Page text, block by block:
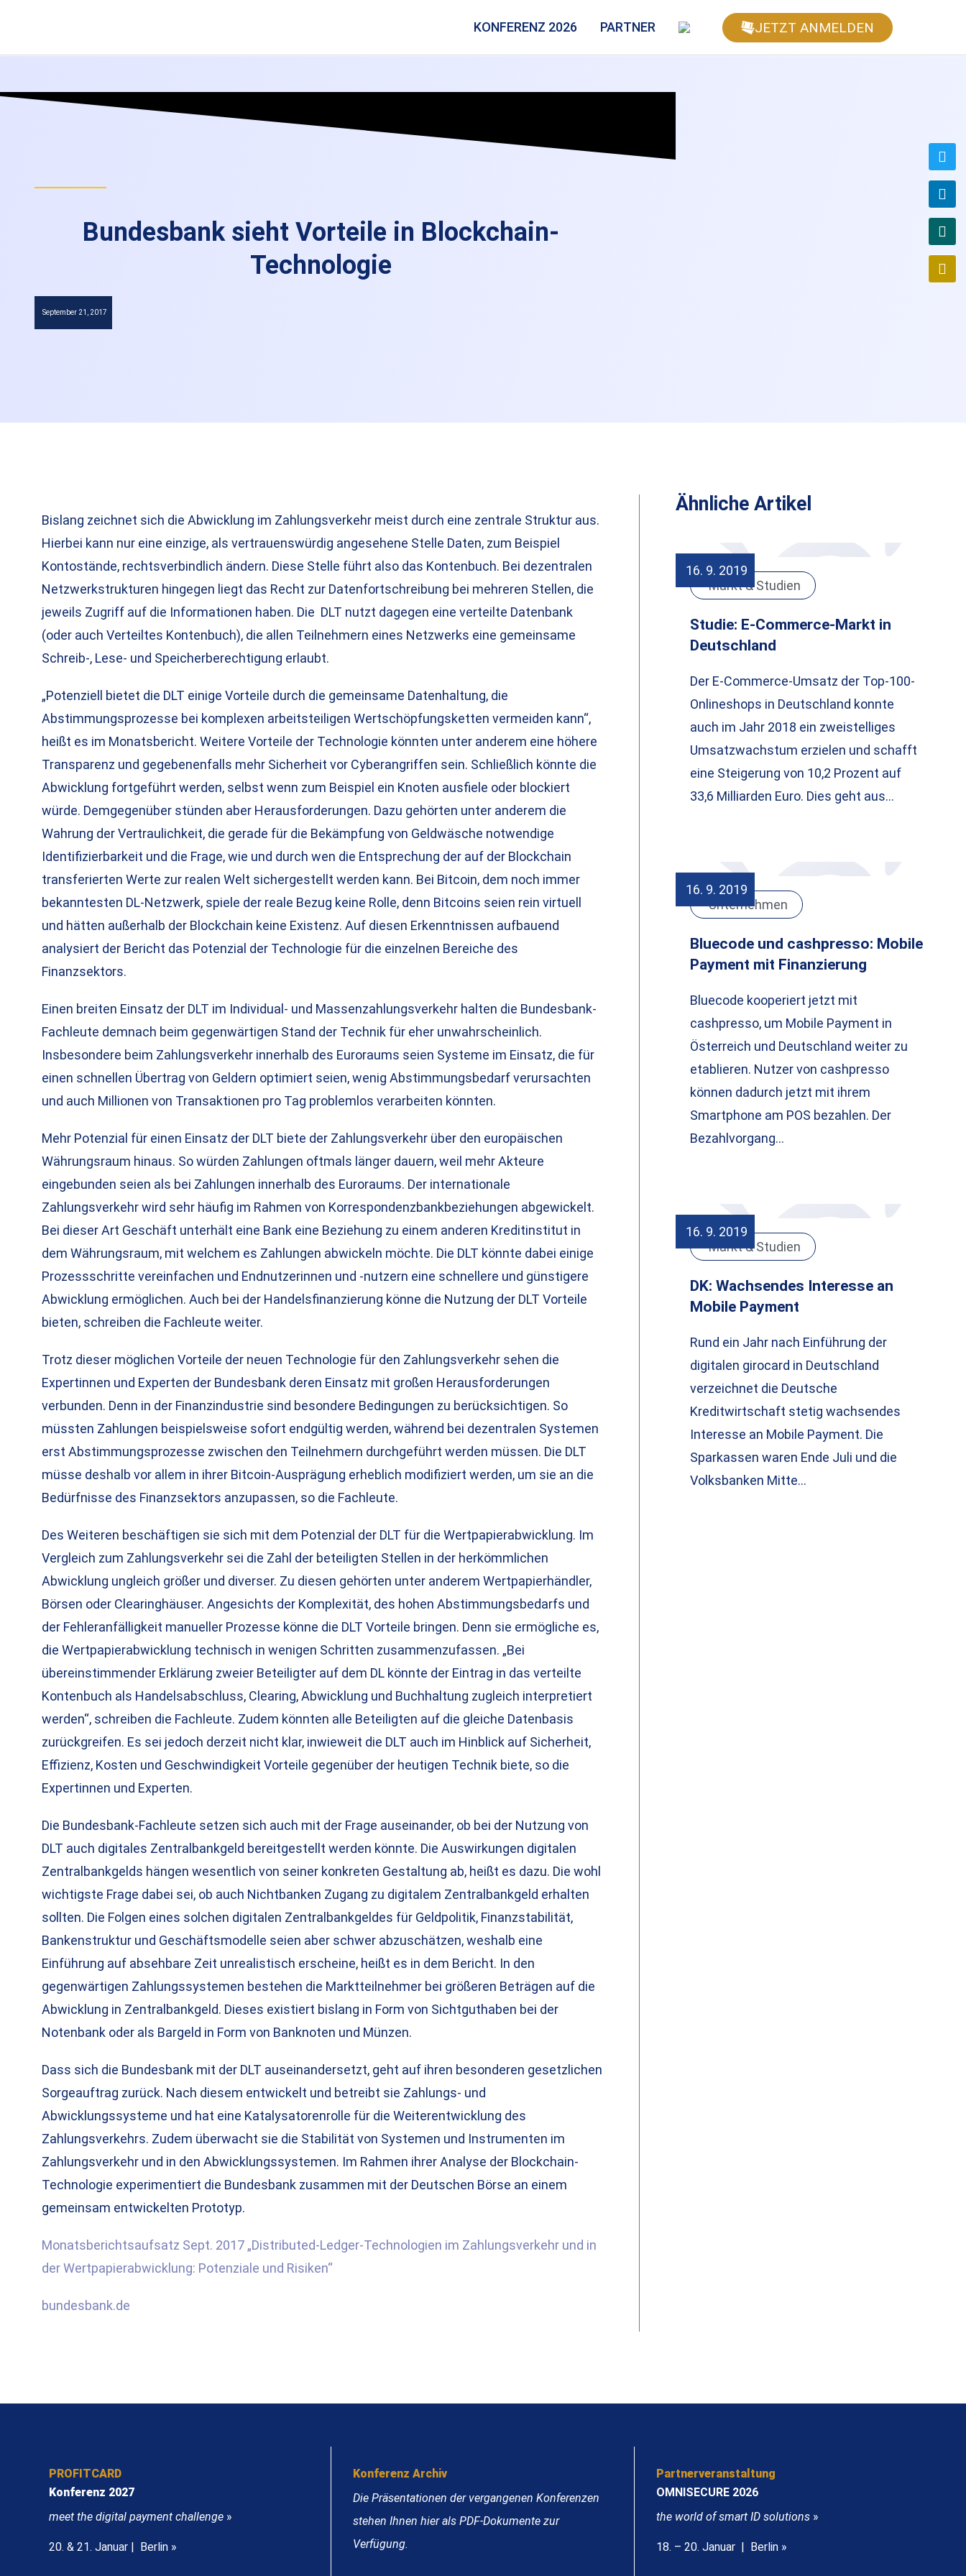
KONFERENZ 2026 PARTNER JETZT ANMELDEN
Bundesbank sieht Vorteile in Blockchain-
Technologie
September 21, 2017
Bislang zeichnet sich die Abwicklung im Zahlungsverkehr meist durch eine zentrale Struktur aus.
Hierbei kann nur eine einzige, als vertrauenswürdig angesehene Stelle Daten, zum Beispiel
Kontostände, rechtsverbindlich ändern. Diese Stelle führt also das Kontenbuch. Bei dezentralen
Netzwerkstrukturen hingegen liegt das Recht zur Datenfortschreibung bei mehreren Stellen, die
jeweils Zugriff auf die Informationen haben. Die DLT nutzt dagegen eine verteilte Datenbank
(oder auch Verteiltes Kontenbuch), die allen Teilnehmern eines Netzwerks eine gemeinsame
Schreib-, Lese- und Speicherberechtigung erlaubt.
„Potenziell bietet die DLT einige Vorteile durch die gemeinsame Datenhaltung, die
Abstimmungsprozesse bei komplexen arbeitsteiligen Wertschöpfungsketten vermeiden kann“,
heißt es im Monatsbericht. Weitere Vorteile der Technologie könnten unter anderem eine höhere
Transparenz und gegebenenfalls mehr Sicherheit vor Cyberangriffen sein. Schließlich könnte die
Abwicklung fortgeführt werden, selbst wenn zum Beispiel ein Knoten ausfiele oder blockiert
würde. Demgegenüber stünden aber Herausforderungen. Dazu gehörten unter anderem die
Wahrung der Vertraulichkeit, die gerade für die Bekämpfung von Geldwäsche notwendige
Identifizierbarkeit und die Frage, wie und durch wen die Entsprechung der auf der Blockchain
transferierten Werte zur realen Welt sichergestellt werden kann. Bei Bitcoin, dem noch immer
bekanntesten DL-Netzwerk, spiele der reale Bezug keine Rolle, denn Bitcoins seien rein virtuell
und hätten außerhalb der Blockchain keine Existenz. Auf diesen Erkenntnissen aufbauend
analysiert der Bericht das Potenzial der Technologie für die einzelnen Bereiche des
Finanzsektors.
Einen breiten Einsatz der DLT im Individual- und Massenzahlungsverkehr halten die Bundesbank-
Fachleute demnach beim gegenwärtigen Stand der Technik für eher unwahrscheinlich.
Insbesondere beim Zahlungsverkehr innerhalb des Euroraums seien Systeme im Einsatz, die für
einen schnellen Übertrag von Geldern optimiert seien, wenig Abstimmungsbedarf verursachten
und auch Millionen von Transaktionen pro Tag problemlos verarbeiten könnten.
Mehr Potenzial für einen Einsatz der DLT biete der Zahlungsverkehr über den europäischen
Währungsraum hinaus. So würden Zahlungen oftmals länger dauern, weil mehr Akteure
eingebunden seien als bei Zahlungen innerhalb des Euroraums. Der internationale
Zahlungsverkehr wird sehr häufig im Rahmen von Korrespondenzbankbeziehungen abgewickelt.
Bei dieser Art Geschäft unterhält eine Bank eine Beziehung zu einem anderen Kreditinstitut in
dem Währungsraum, mit welchem es Zahlungen abwickeln möchte. Die DLT könnte dabei einige
Prozessschritte vereinfachen und Endnutzerinnen und -nutzern eine schnellere und günstigere
Abwicklung ermöglichen. Auch bei der Handelsfinanzierung könne die Nutzung der DLT Vorteile
bieten, schreiben die Fachleute weiter.
Trotz dieser möglichen Vorteile der neuen Technologie für den Zahlungsverkehr sehen die
Expertinnen und Experten der Bundesbank deren Einsatz mit großen Herausforderungen
verbunden. Denn in der Finanzindustrie sind besondere Bedingungen zu berücksichtigen. So
müssten Zahlungen beispielsweise sofort endgültig werden, während bei dezentralen Systemen
erst Abstimmungsprozesse zwischen den Teilnehmern durchgeführt werden müssen. Die DLT
müsse deshalb vor allem in ihrer Bitcoin-Ausprägung erheblich modifiziert werden, um sie an die
Bedürfnisse des Finanzsektors anzupassen, so die Fachleute.
Des Weiteren beschäftigen sie sich mit dem Potenzial der DLT für die Wertpapierabwicklung. Im
Vergleich zum Zahlungsverkehr sei die Zahl der beteiligten Stellen in der herkömmlichen
Abwicklung ungleich größer und diverser. Zu diesen gehörten unter anderem Wertpapierhändler,
Börsen oder Clearinghäuser. Angesichts der Komplexität, des hohen Abstimmungsbedarfs und
der Fehleranfälligkeit manueller Prozesse könne die DLT Vorteile bringen. Denn sie ermögliche es,
die Wertpapierabwicklung technisch in wenigen Schritten zusammenzufassen. „Bei
übereinstimmender Erklärung zweier Beteiligter auf dem DL könnte der Eintrag in das verteilte
Kontenbuch als Handelsabschluss, Clearing, Abwicklung und Buchhaltung zugleich interpretiert
werden“, schreiben die Fachleute. Zudem könnten alle Beteiligten auf die gleiche Datenbasis
zurückgreifen. Es sei jedoch derzeit nicht klar, inwieweit die DLT auch im Hinblick auf Sicherheit,
Effizienz, Kosten und Geschwindigkeit Vorteile gegenüber der heutigen Technik biete, so die
Expertinnen und Experten.
Die Bundesbank-Fachleute setzen sich auch mit der Frage auseinander, ob bei der Nutzung von
DLT auch digitales Zentralbankgeld bereitgestellt werden könnte. Die Auswirkungen digitalen
Zentralbankgelds hängen wesentlich von seiner konkreten Gestaltung ab, heißt es dazu. Die wohl
wichtigste Frage dabei sei, ob auch Nichtbanken Zugang zu digitalem Zentralbankgeld erhalten
sollten. Die Folgen eines solchen digitalen Zentralbankgeldes für Geldpolitik, Finanzstabilität,
Bankenstruktur und Geschäftsmodelle seien aber schwer abzuschätzen, weshalb eine
Einführung auf absehbare Zeit unrealistisch erscheine, heißt es in dem Bericht. In den
gegenwärtigen Zahlungssystemen bestehen die Marktteilnehmer bei größeren Beträgen auf die
Abwicklung in Zentralbankgeld. Dieses existiert bislang in Form von Sichtguthaben bei der
Notenbank oder als Bargeld in Form von Banknoten und Münzen.
Dass sich die Bundesbank mit der DLT auseinandersetzt, geht auf ihren besonderen gesetzlichen
Sorgeauftrag zurück. Nach diesem entwickelt und betreibt sie Zahlungs- und
Abwicklungssysteme und hat eine Katalysatorenrolle für die Weiterentwicklung des
Zahlungsverkehrs. Zudem überwacht sie die Stabilität von Systemen und Instrumenten im
Zahlungsverkehr und in den Abwicklungssystemen. Im Rahmen ihrer Analyse der Blockchain-
Technologie experimentiert die Bundesbank zusammen mit der Deutschen Börse an einem
gemeinsam entwickelten Prototyp.
Monatsberichtsaufsatz Sept. 2017 „Distributed-Ledger-Technologien im Zahlungsverkehr und in
der Wertpapierabwicklung: Potenziale und Risiken“
bundesbank.de
Ähnliche Artikel
16. 9. 2019
Markt & Studien
Studie: E-Commerce-Markt in
Deutschland
Der E-Commerce-Umsatz der Top-100-
Onlineshops in Deutschland konnte
auch im Jahr 2018 ein zweistelliges
Umsatzwachstum erzielen und schafft
eine Steigerung von 10,2 Prozent auf
33,6 Milliarden Euro. Dies geht aus…
16. 9. 2019
Unternehmen
Bluecode und cashpresso: Mobile
Payment mit Finanzierung
Bluecode kooperiert jetzt mit
cashpresso, um Mobile Payment in
Österreich und Deutschland weiter zu
etablieren. Nutzer von cashpresso
können dadurch jetzt mit ihrem
Smartphone am POS bezahlen. Der
Bezahlvorgang…
16. 9. 2019
Markt & Studien
DK: Wachsendes Interesse an
Mobile Payment
Rund ein Jahr nach Einführung der
digitalen girocard in Deutschland
verzeichnet die Deutsche
Kreditwirtschaft stetig wachsendes
Interesse an Mobile Payment. Die
Sparkassen waren Ende Juli und die
Volksbanken Mitte…
PROFITCARD
Konferenz 2027
meet the digital payment challenge »
20. & 21. Januar | Berlin »
Konferenz Archiv
Die Präsentationen der vergangenen Konferenzen
stehen Ihnen hier als PDF-Dokumente zur
Verfügung.
Partnerveranstaltung
OMNISECURE 2026
the world of smart ID solutions »
18. – 20. Januar | Berlin »